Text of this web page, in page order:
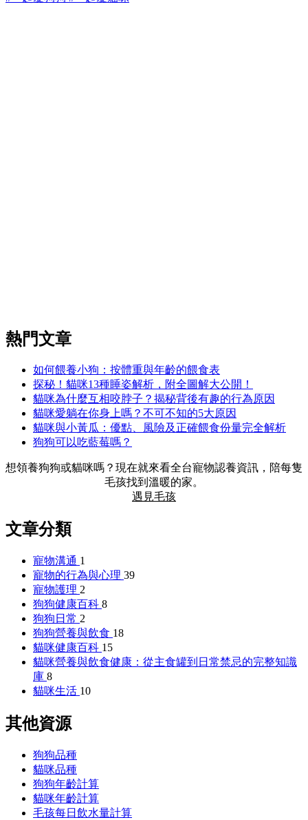
熱門文章
如何餵養小狗：按體重與年齡的餵食表
探秘！貓咪13種睡姿解析，附全圖解大公開！
貓咪為什麼互相咬脖子？揭秘背後有趣的行為原因
貓咪愛躺在你身上嗎？不可不知的5大原因
貓咪與小黃瓜：優點、風險及正確餵食份量完全解析
狗狗可以吃藍莓嗎？
想領養狗狗或貓咪嗎？現在就來看全台寵物認養資訊，陪每隻
毛孩找到溫暖的家。
遇見毛孩
文章分類
寵物溝通 1
寵物的行為與心理 39
寵物護理 2
狗狗健康百科 8
狗狗日常 2
狗狗營養與飲食 18
貓咪健康百科 15
貓咪營養與飲食健康：從主食罐到日常禁忌的完整知識
庫 8
貓咪生活 10
其他資源
狗狗品種
貓咪品種
狗狗年齡計算
貓咪年齡計算
毛孩每日飲水量計算